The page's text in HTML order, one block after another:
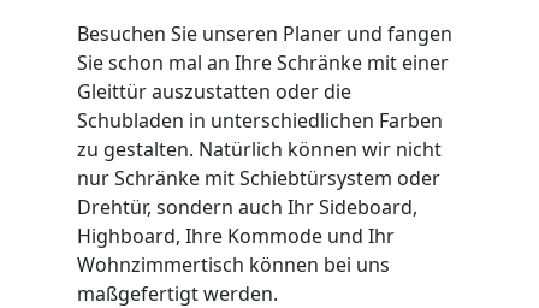
Besuchen Sie unseren Planer und fangen
Sie schon mal an Ihre Schränke mit einer
Gleittür auszustatten oder die
Schubladen in unterschiedlichen Farben
zu gestalten. Natürlich können wir nicht
nur Schränke mit Schiebtürsystem oder
Drehtür, sondern auch Ihr Sideboard,
Highboard, Ihre Kommode und Ihr
Wohnzimmertisch können bei uns
maßgefertigt werden.